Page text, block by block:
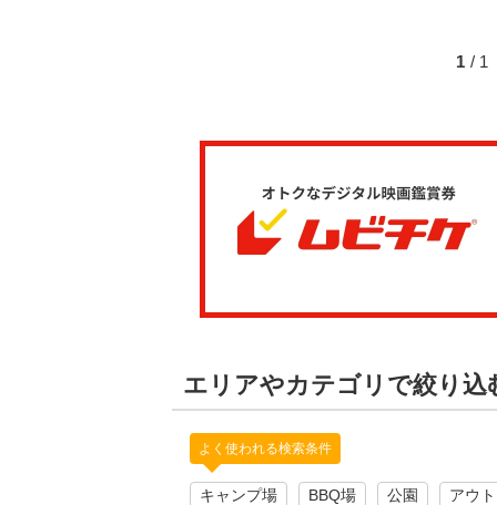
1 / 1
エリアやカテゴリで絞り込
よく使われる検索条件
キャンプ場 BBQ場 公園 アウ